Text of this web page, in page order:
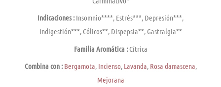
Indicaciones :Insomnio****, Estrés***, Depresión***,
Indigestión***, Cólicos**, Dispepsia**, Gastralgia**
Familia Aromática :Cí­trica
Combina con : Bergamota, Incienso, Lavanda, Rosa damascena,
Mejorana